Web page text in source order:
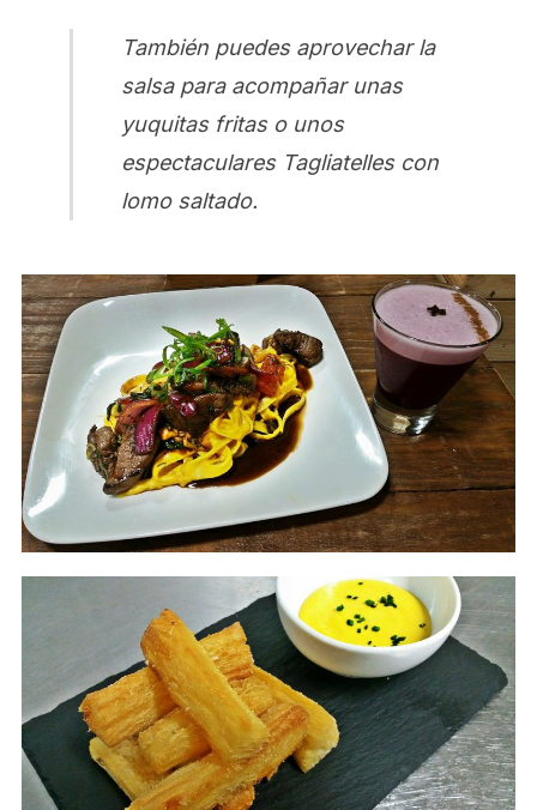
También puedes aprovechar la
salsa para acompañar unas
yuquitas fritas o unos
espectaculares Tagliatelles con
lomo saltado.